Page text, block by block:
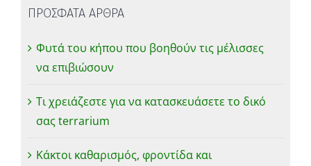
ΠΡΟΣΦΑΤΑ ΑΡΘΡΑ
Φυτά του κήπου που βοηθούν τις μέλισσες
να επιβιώσουν
Τι χρειάζεστε για να κατασκευάσετε το δικό
σας terrarium
Κάκτοι καθαρισμός, φροντίδα και